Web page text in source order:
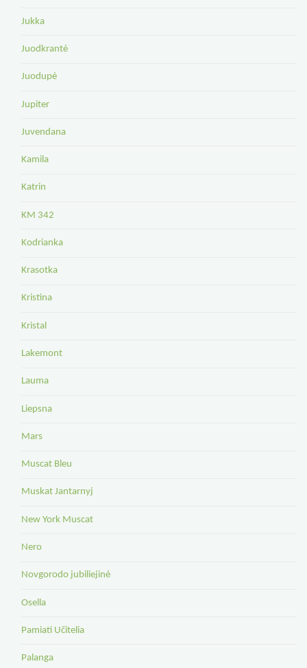
Jukka
Juodkrantė
Juodupė
Jupiter
Juvendana
Kamila
Katrin
KM 342
Kodrianka
Krasotka
Kristina
Kristal
Lakemont
Lauma
Liepsna
Mars
Muscat Bleu
Muskat Jantarnyj
New York Muscat
Nero
Novgorodo jubiliejinė
Osella
Pamiati Učitelia
Palanga